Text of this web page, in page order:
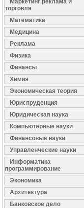
Маркетинг реклама и
торговля
Математика
Медицина
Реклама
Физика
Финансы
Химия
Экономическая теория
Юриспруденция
Юридическая наука
Компьютерные науки
Финансовые науки
Управленческие науки
Информатика
программирование
Экономика
Архитектура
Банковское дело